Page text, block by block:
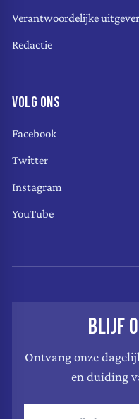
Verantwoordelijke uitgever
Redactie
VOLG ONS
Facebook
Twitter
Instagram
YouTube
BLIJF
Ontvang onze
en duiding